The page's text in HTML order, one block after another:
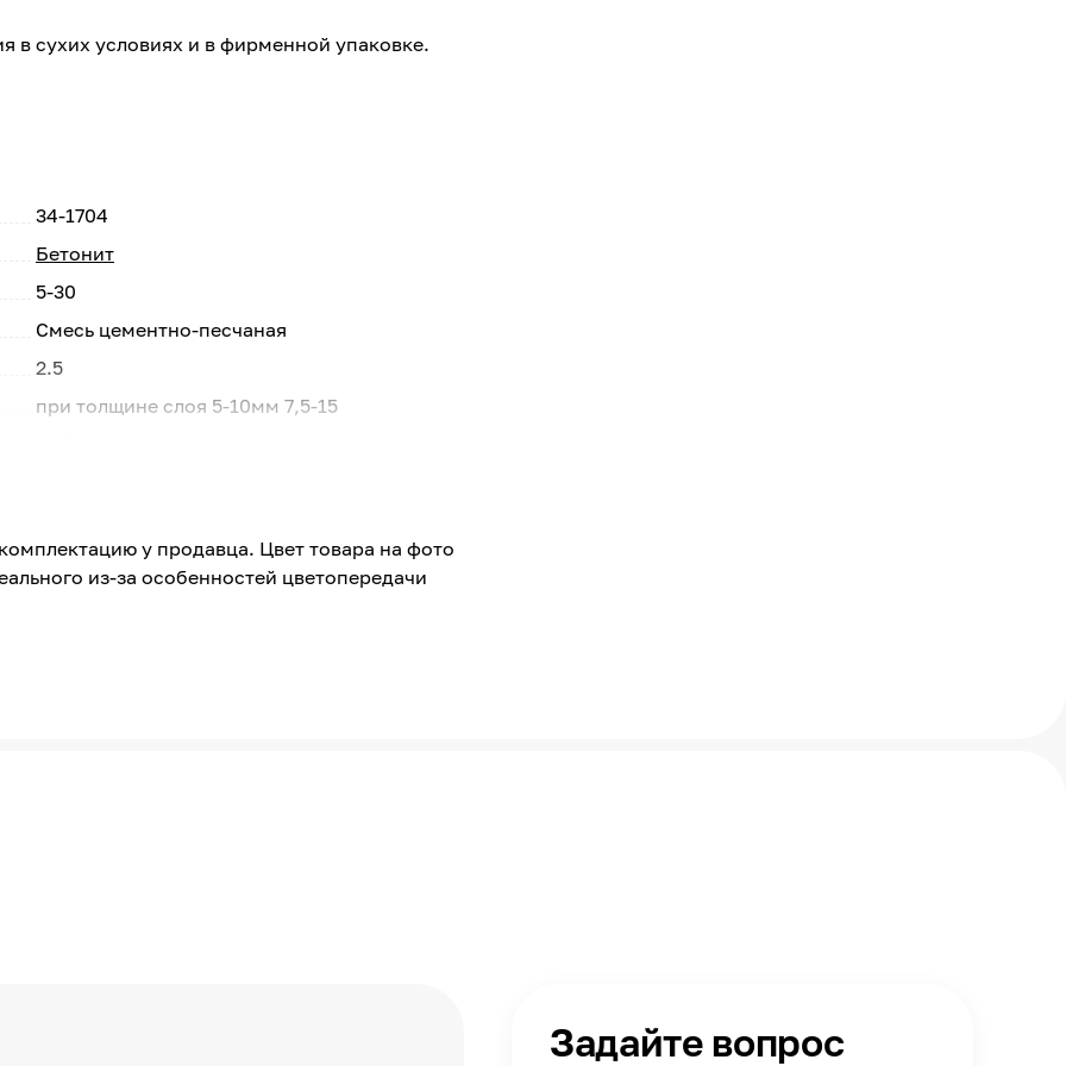
в сухих условиях и в фирменной упаковке.
34-1704
Бетонит
5-30
Смесь цементно-песчаная
2.5
при толщине слоя 5-10мм 7,5-15
Россия
у продавца. Цвет товара на фото
из-за особенностей цветопередачи
Задайте вопрос